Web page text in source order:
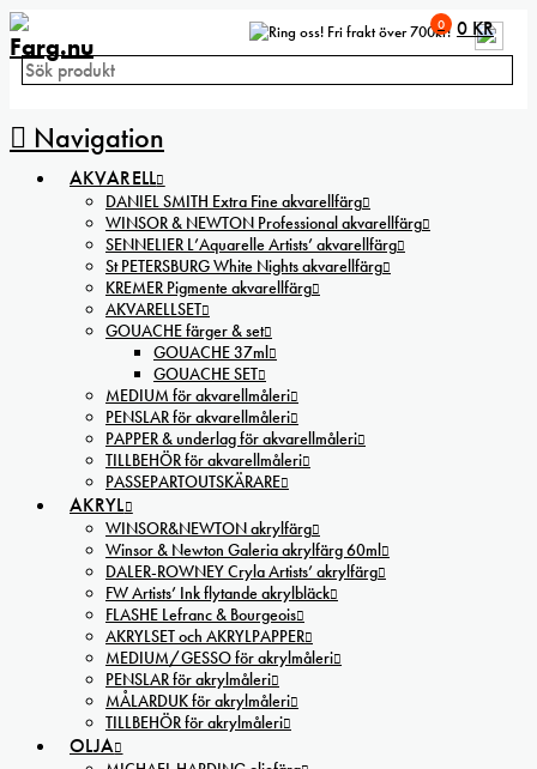
Fri frakt över 700kr!
Navigation
0 0 KR
AKVARELL
DANIEL SMITH Extra Fine akvarellfärg
WINSOR & NEWTON Professional akvarellfärg
SENNELIER L’Aquarelle Artists’ akvarellfärg
St PETERSBURG White Nights akvarellfärg
KREMER Pigmente akvarellfärg
AKVARELLSET
GOUACHE färger & set
GOUACHE 37ml
GOUACHE SET
MEDIUM för akvarellmåleri
PENSLAR för akvarellmåleri
PAPPER & underlag för akvarellmåleri
TILLBEHÖR för akvarellmåleri
PASSEPARTOUTSKÄRARE
AKRYL
WINSOR&NEWTON akrylfärg
Winsor & Newton Galeria akrylfärg 60ml
DALER-ROWNEY Cryla Artists’ akrylfärg
FW Artists’ Ink flytande akrylbläck
FLASHE Lefranc & Bourgeois
AKRYLSET och AKRYLPAPPER
MEDIUM/GESSO för akrylmåleri
PENSLAR för akrylmåleri
MÅLARDUK för akrylmåleri
TILLBEHÖR för akrylmåleri
OLJA